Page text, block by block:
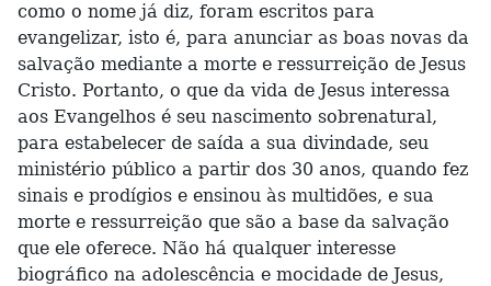
como o nome já diz, foram escritos para
evangelizar, isto é, para anunciar as boas novas da
salvação mediante a morte e ressurreição de Jesus
Cristo. Portanto, o que da vida de Jesus interessa
aos Evangelhos é seu nascimento sobrenatural,
para estabelecer de saída a sua divindade, seu
ministério público a partir dos 30 anos, quando fez
sinais e prodígios e ensinou às multidões, e sua
morte e ressurreição que são a base da salvação
que ele oferece. Não há qualquer interesse
biográfico na adolescência e mocidade de Jesus,